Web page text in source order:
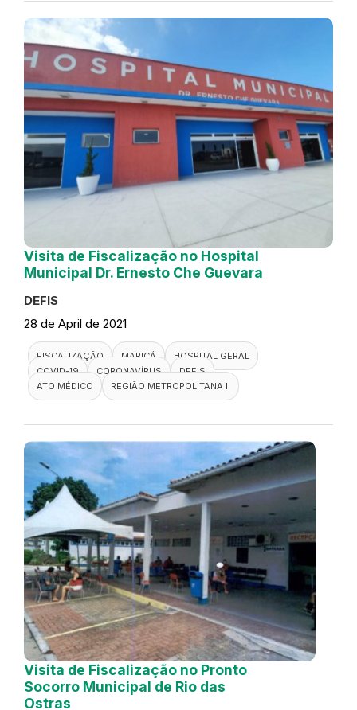
Visita de Fiscalização no Hospital
Municipal Dr. Ernesto Che Guevara
DEFIS
28 de April de 2021
FISCALIZAÇÃO MARICÁ
HOSPITAL GERAL
COVID-19
CORONAVÍRUS
DEFIS
ATO MÉDICO
REGIÃO METROPOLITANA II
Visita de Fiscalização no Pronto
Socorro Municipal de Rio das
Ostras